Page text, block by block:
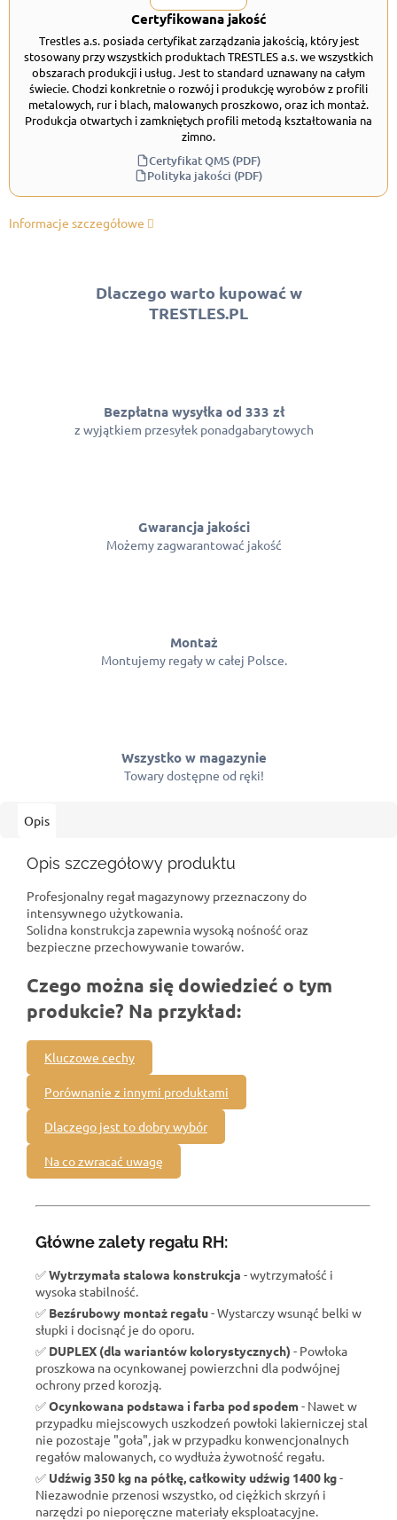
Certyfikowana jakość
Trestles a.s. posiada certyfikat zarządzania jakością, który jest
stosowany przy wszystkich produktach TRESTLES a.s. we wszystkich
obszarach produkcji i usług. Jest to standard uznawany na całym
świecie. Chodzi konkretnie o rozwój i produkcję wyrobów z profili
metalowych, rur i blach, malowanych proszkowo, oraz ich montaż.
Produkcja otwartych i zamkniętych profili metodą kształtowania na
zimno.
Certyfikat QMS (PDF)
Polityka jakości (PDF)
Informacje szczegółowe
Dlaczego warto kupować w
TRESTLES.PL
Bezpłatna wysyłka od 333 zł
z wyjątkiem przesyłek ponadgabarytowych
Gwarancja jakości
Możemy zagwarantować jakość
Montaż
Montujemy regały w całej Polsce.
Wszystko w magazynie
Towary dostępne od ręki!
Opis
Opis szczegółowy produktu
Profesjonalny regał magazynowy przeznaczony do
intensywnego użytkowania.
Solidna konstrukcja zapewnia wysoką nośność oraz
bezpieczne przechowywanie towarów.
Czego można się dowiedzieć o tym
produkcie? Na przykład:
Kluczowe cechy
Porównanie z innymi produktami
Dlaczego jest to dobry wybór
Na co zwracać uwagę
Główne zalety regału RH:
✅Wytrzymała stalowa konstrukcja - wytrzymałość i
wysoka stabilność.
✅ Bezśrubowy montaż regału- Wystarczy wsunąć belki w
słupki i docisnąć je do oporu.
✅ DUPLEX (dla wariantów kolorystycznych) - Powłoka
proszkowa na ocynkowanej powierzchni dla podwójnej
ochrony przed korozją.
✅Ocynkowana podstawa i farba pod spodem- Nawet w
przypadku miejscowych uszkodzeń powłoki lakierniczej stal
nie pozostaje "goła", jak w przypadku konwencjonalnych
regałów malowanych, co wydłuża żywotność regału.
✅ Udźwig 350 kg na półkę, całkowity udźwig 1400 kg-
Niezawodnie przenosi wszystko, od ciężkich skrzyń i
narzędzi po nieporęczne materiały eksploatacyjne.